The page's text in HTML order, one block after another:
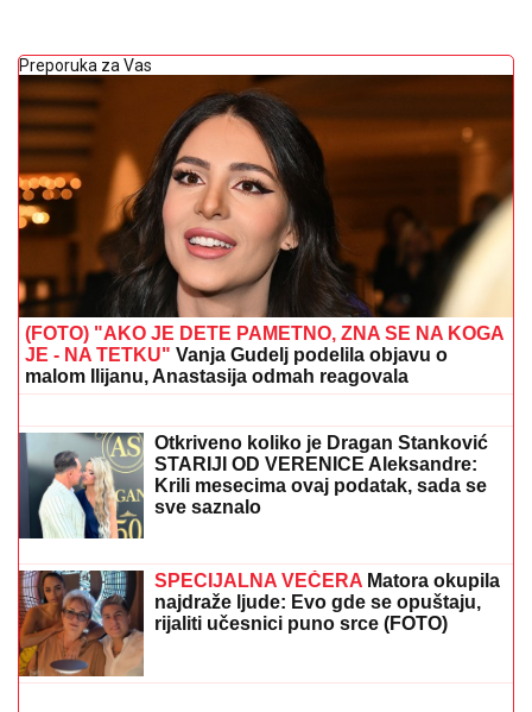
Preporuka za Vas
(FOTO) "AKO JE DETE PAMETNO, ZNA SE NA KOGA
JE - NA TETKU" Vanja Gudelj podelila objavu o
malom Ilijanu, Anastasija odmah reagovala
NASILJE, IZGUBILA JE BEBUSaša
Popović joj dao otkaz u "Zvezdama
Granda", a onda je potpuno NESTALA
Krili mesecima ovaj podatak, sada se
sve saznalo